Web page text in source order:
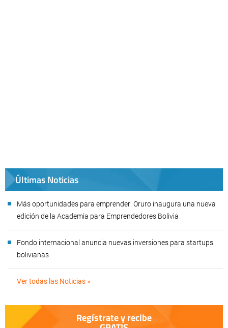
Últimas Noticias
Más oportunidades para emprender: Oruro inaugura una nueva
edición de la Academia para Emprendedores Bolivia
Fondo internacional anuncia nuevas inversiones para startups
bolivianas
Ver todas las Noticias »
Regístrate y recibe